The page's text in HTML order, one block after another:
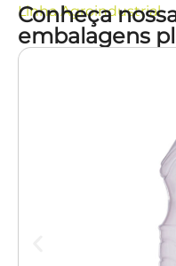
LinhaAgroindustrial
Conheça
embalagens